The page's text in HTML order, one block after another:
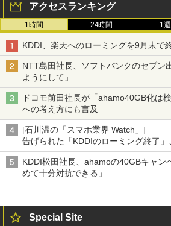
アクセスランキング
1時間 24時間 1
KDDI、楽天へのローミングを9月末で
NTT島田社長、ソフトバンクのセブン
ようにして」
ドコモ前田社長が「ahamo40GB化は
への考え方にも言及
[石川温の「スマホ業界 Watch」]
告げられた「KDDIのローミング終了」
穴と楽天モバイルの課題
KDDI松田社長、ahamoの40GBキャン
めて十分対抗できる」
Special Site